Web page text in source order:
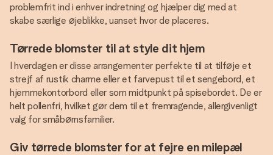
problemfrit ind i enhver indretning og hjælper dig med at
skabe særlige øjeblikke, uanset hvor de placeres.
Tørrede blomster til at style dit hjem
I hverdagen er disse arrangementer perfekte til at tilføje et
strejf af rustik charme eller et farvepust til et sengebord, et
hjemmekontorbord eller som midtpunkt på spisebordet. De er
helt pollenfri, hvilket gør dem til et fremragende, allergivenligt
valg for småbørnsfamilier.
Giv tørrede blomster for at fejre en milepæl